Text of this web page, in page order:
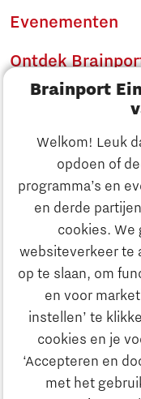
Brainport
Welkom! Leuk
opdoen of
programma’s en
en derde
cookies. We
websiteverkeer te
op te slaan, om
en voor
instellen’ te
cookies en je
‘Accepteren en
met het
Ontdek
Innovatie
Onderwijs
Evenementen
Ontdek
Innovatie
Ondernemen
Onderwijs
Maatschappelijk
Strategie &
Zoeken
Contact
Naar